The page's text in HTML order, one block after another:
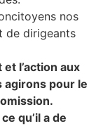
nos
de dirigeants
l’action aux
agirons pour le
qu’il a de